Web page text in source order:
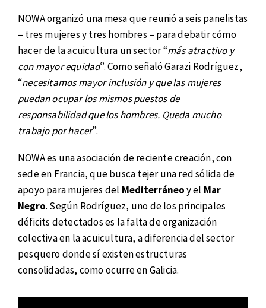
NOWA organizó una mesa que reunió a seis panelistas
– tres mujeres y tres hombres – para debatir cómo
hacer de la acuicultura un sector “más atractivo y
con mayor equidad”. Como señaló Garazi Rodríguez,
“necesitamos mayor inclusión y que las mujeres
puedan ocupar los mismos puestos de
responsabilidad que los hombres. Queda mucho
trabajo por hacer”.
NOWA es una asociación de reciente creación, con
sede en Francia, que busca tejer una red sólida de
apoyo para mujeres del Mediterráneoy el Mar
Negro. Según Rodríguez, uno de los principales
déficits detectados es la falta de organización
colectiva en la acuicultura, a diferencia del sector
pesquero donde sí existen estructuras
consolidadas, como ocurre en Galicia.